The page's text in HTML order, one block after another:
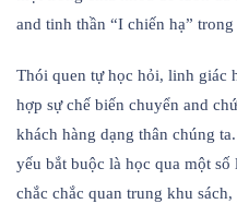
and tinh thần “I chiến hạ”
Thói quen tự học hỏi, linh giác
hợp sự chế biến chuyển and
khách hàng dạng thân chúng
yếu bắt buộc là học qua một
chắc chắc quan trung khu